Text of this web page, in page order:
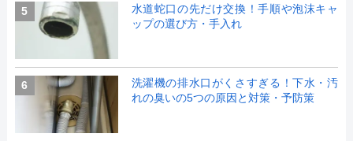
5
水道蛇口の先だけ交換！手順や泡沫キャ
ップの選び方・手入れ
6
洗濯機の排水口がくさすぎる！下水・汚
れの臭いの5つの原因と対策・予防策